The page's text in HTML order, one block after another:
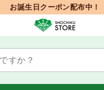
お誕生日クーポン配布中！